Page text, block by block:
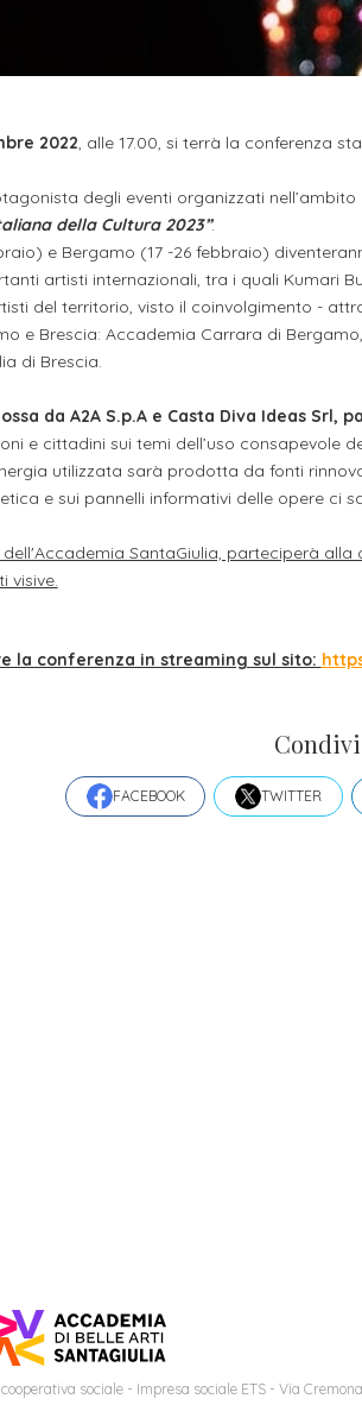
2022, alle 17.00, si terrà la conferenza
degli eventi organizzati
della Cultura 2023”.
e Bergamo (17 -26 febbraio)
artisti internazionali, tra i quali Kumari
del territorio, visto il coinvolgimento -
e Brescia: Accademia Carrara di
di Brescia.
da A2A S.p.A e Casta Diva Ideas
e cittadini sui temi dell’uso consapevole
utilizzata sarà prodotta da fonti
e sui pannelli informativi delle opere ci
SantaGiulia, parteciperà
visive.
la conferenza in streaming sul sito:
FACEBOOK TWITTER
sociale - Impresa sociale ETS - Via